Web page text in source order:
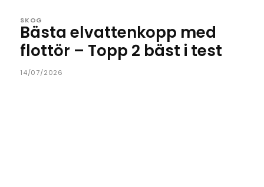
SKOG
Bästa elvattenkopp med
flottör – Topp 2 bäst i test
14/07/2026